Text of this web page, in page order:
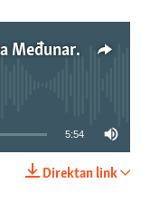
O usporedbi izvještaja s podacima Međunarodne komisije za nestale osobe
available
5:54
Direktan link